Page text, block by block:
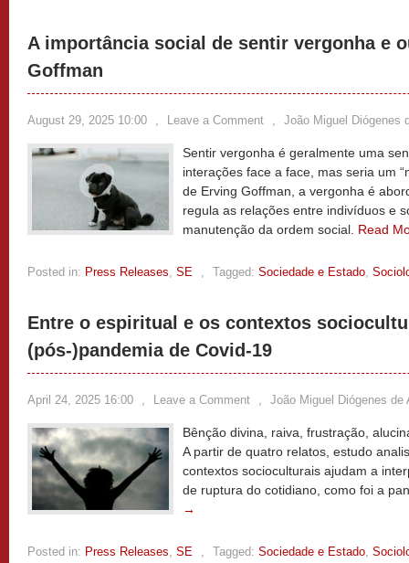
A importância social de sentir vergonha e
Goffman
August 29, 2025 10:00 , Leave a Comment , João Miguel Diógenes
Sentir vergonha é geralmente uma
interações face a face, mas seria um
de Erving Goffman, a vergonha é
regula as relações entre indivíduos e
manutenção da ordem social. Read
Posted in: Press Releases, SE , Tagged: Sociedade e Estado,
Entre o espiritual e os contextos
(pós-)pandemia de Covid-19
April 24, 2025 16:00 , Leave a Comment , João Miguel Diógenes de
Bênção divina, raiva, frustração,
A partir de quatro relatos, estudo
contextos socioculturais ajudam a
de ruptura do cotidiano, como foi a
→
Posted in: Press Releases, SE , Tagged: Sociedade e Estado,